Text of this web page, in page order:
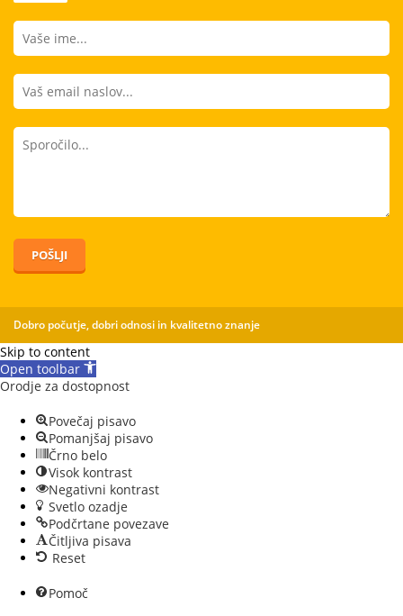
POŠLJI
Dobro počutje, dobri odnosi in kvalitetno znanje
Skip to content
Open toolbar
Orodje za dostopnost
Povečaj pisavo
Pomanjšaj pisavo
Črno belo
Visok kontrast
Negativni kontrast
Svetlo ozadje
Podčrtane povezave
Čitljiva pisava
Reset
Pomoč